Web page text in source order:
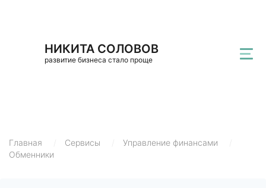
НИКИТА СОЛОВОВ
развитие бизнеса стало проще
Главная Сервисы Управление финансами
Обменники